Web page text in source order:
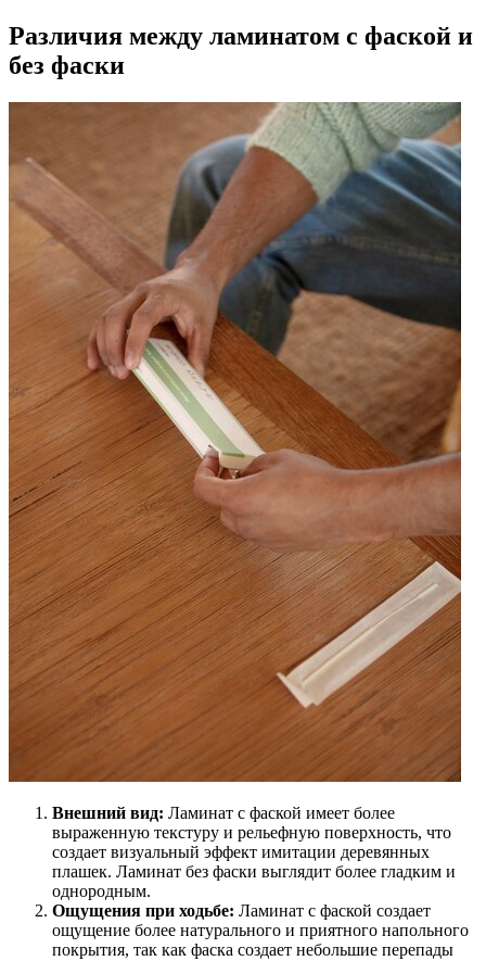
Различия между ламинатом с фаской и
без фаски
Внешний вид: Ламинат с фаской имеет более
выраженную текстуру и рельефную поверхность, что
создает визуальный эффект имитации деревянных
плашек. Ламинат без фаски выглядит более гладким и
однородным.
Ощущения при ходьбе: Ламинат с фаской создает
ощущение более натурального и приятного напольного
покрытия, так как фаска создает небольшие перепады